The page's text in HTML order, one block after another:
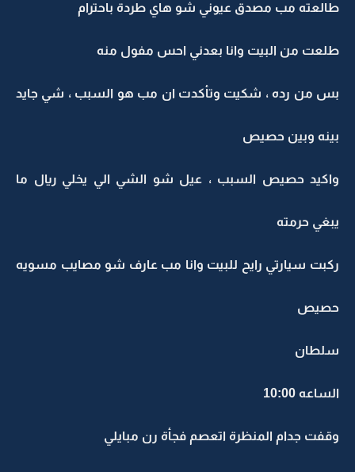
طالعته مب مصدق عيوني شو هاي طردة باحترام
طلعت من البيت وانا بعدني احس مفول منه
بس من رده ، شكيت وتأكدت ان مب هو السبب ، شي جايد
بينه وبين حصيص
واكيد حصيص السبب ، عيل شو الشي الي يخلي ريال ما
يبغي حرمته
ركبت سيارتي رايح للبيت وانا مب عارف شو مصايب مسويه
حصيص
سلطان
الساعه 10:00
وقفت جدام المنظرة اتعصم فجأة رن مبايلي